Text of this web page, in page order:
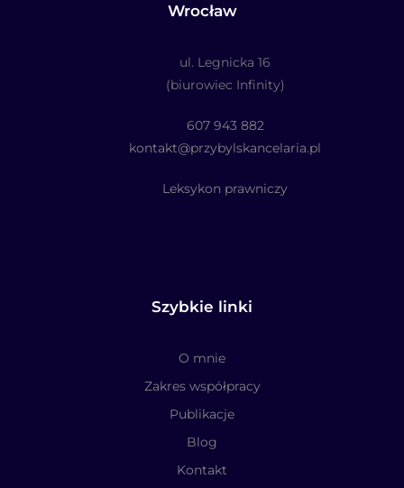
Wrocław
ul. Legnicka 16
(biurowiec Infinity)
607 943 882
kontakt@przybylskancelaria.pl
Leksykon prawniczy
Szybkie linki
O mnie
Zakres współpracy
Publikacje
Blog
Kontakt